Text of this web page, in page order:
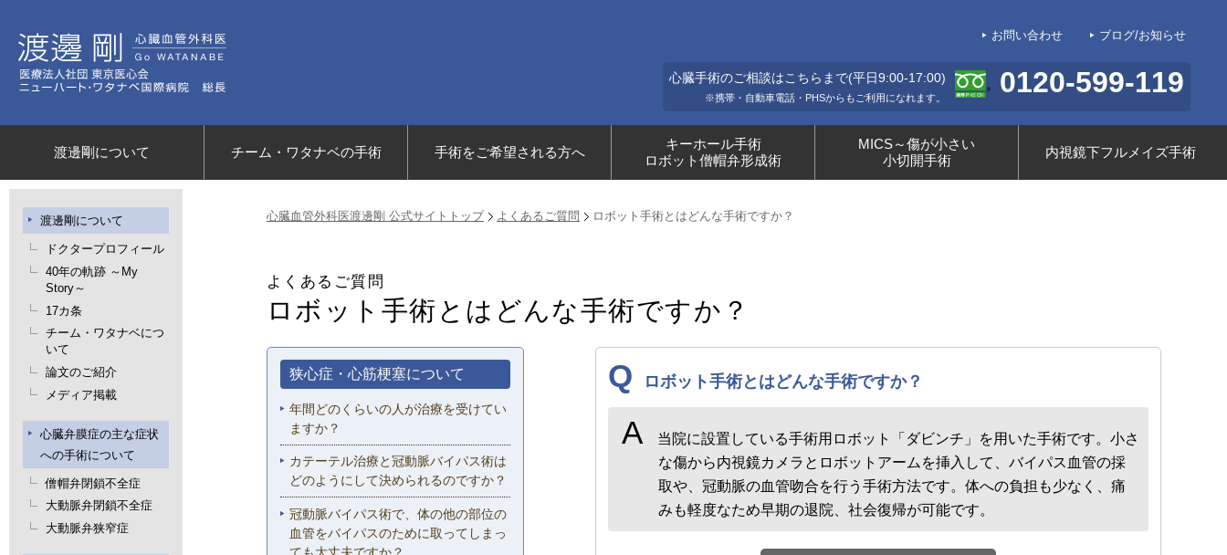
お問い合わせ ブログ/お知らせ
心臓手術のご相談はこちらまで(平日9:00-17:00)
※携帯・自動車電話・PHSからもご利用になれます。 0120-599-119
渡邊剛について チーム・ワタナベの手術 手術をご希望される方へ
キーホール手術
ロボット僧帽弁形成術
MICS～傷が小さい
小切開手術
内視鏡下フルメイズ手術
渡邊剛について
ドクタープロフィール
40年の軌跡 ～My
Story～
17カ条
チーム・ワタナベにつ
いて
論文のご紹介
メディア掲載
心臓弁膜症の主な症状
への手術について
僧帽弁閉鎖不全症
大動脈弁閉鎖不全症
大動脈弁狭窄症
心臓血管外科医渡邊剛 公式サイトトップ よくあるご質問 ロボット手術とはどんな手術ですか？
よくあるご質問
ロボット手術とはどんな手術ですか？
狭心症・心筋梗塞について
年間どのくらいの人が治療を受けてい
ますか？
カテーテル治療と冠動脈バイパス術は
どのようにして決められるのですか？
冠動脈バイパス術で、体の他の部位の
血管をバイパスのために取ってしまっ
ても大丈夫ですか？
Q ロボット手術とはどんな手術ですか？
A
当院に設置している手術用ロボット「ダビンチ」を用いた手術です。小さ
な傷から内視鏡カメラとロボットアームを挿入して、バイパス血管の採
取や、冠動脈の血管吻合を行う手術方法です。体への負担も少なく、痛
みも軽度なため早期の退院、社会復帰が可能です。